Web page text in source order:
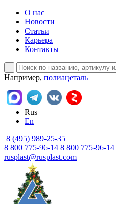
О нас
Новости
Статьи
Карьера
Контакты
Например, полиацеталь
Rus
En
8 (495) 989-25-35
8 800 775-96-14 8 800 775-96-14
rusplast@rusplast.com